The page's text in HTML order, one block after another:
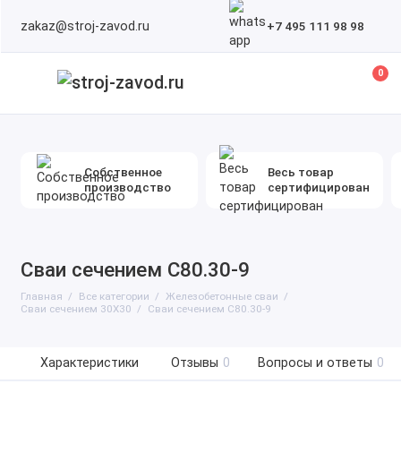
zakaz@stroj-zavod.ru +7 495 111 98 98
0
Собственное
производство
Весь товар
сертифицирован
Сваи сечением С80.30-9
Главная Все категории
Железобетонные сваи
Сваи сечением 30Х30
Сваи сечением С80.30-9
Характеристики Отзывы 0 Вопросы и ответы 0